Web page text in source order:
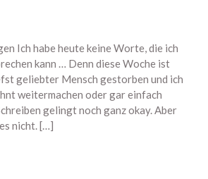
Neu hier? Starte mit diesen
Podcastfolgen
Ich habe heute keine Worte, die ich
kann … Denn diese Woche ist
geliebter Mensch gestorben und ich
weitermachen oder gar einfach
gelingt noch ganz okay. Aber
nicht. […]